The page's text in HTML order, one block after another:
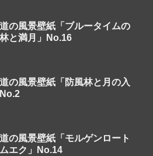
の風景壁紙「ブルータイムの
と満月」No.16
の風景壁紙「防風林と月の入
の風景壁紙「モルゲンロート
エク」No.14